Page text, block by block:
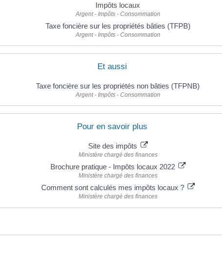
Impôts locaux
Argent - Impôts - Consommation
Taxe foncière sur les propriétés bâties (TFPB)
Argent - Impôts - Consommation
Et aussi
Taxe foncière sur les propriétés non bâties (TFPNB)
Argent - Impôts - Consommation
Pour en savoir plus
Site des impôts
Ministère chargé des finances
Brochure pratique - Impôts locaux 2022
Ministère chargé des finances
Comment sont calculés mes impôts locaux ?
Ministère chargé des finances